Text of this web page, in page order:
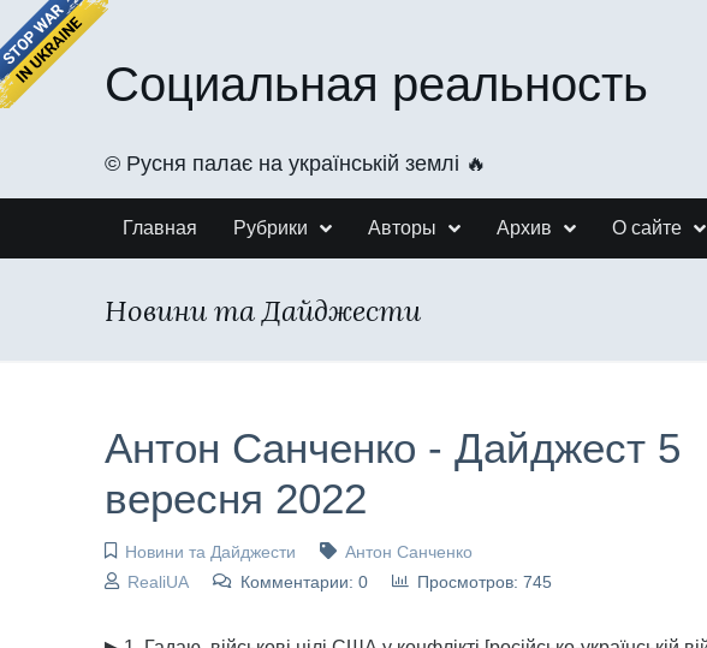
Социальная реальность
©️ Русня палає на українській землі 🔥
Главная Рубрики Авторы Архив О сайте
Новини та Дайджести
Антон Санченко - Дайджест 5
вересня 2022
Новини та Дайджести
Антон Санченко
RealiUA
Комментарии: 0 Просмотров: 745